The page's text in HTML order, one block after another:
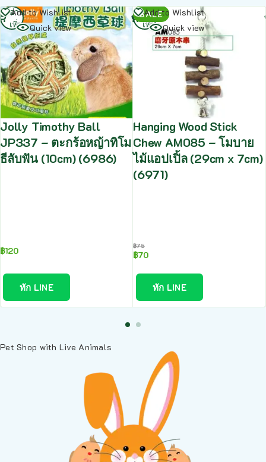
Add to Wishlist
Quick view
Jolly Timothy Ball
JP337 – ตะกร้อหญ้าทิโม
ธีลับฟัน (10cm) (6986)
฿120
ทัก LINE
อ่าน
เพิ่ม
SALE
Add to Wishlist
Quick view
Hanging Wood Stick
Chew AM085 – โมบาย
ไม้แอปเปิ้ล (29cm x 7cm)
(6971)
฿75
฿70
ทัก LINE
อ่าน
เพิ่ม
Pet Shop with Live Animals